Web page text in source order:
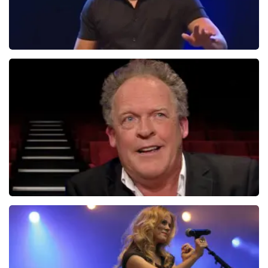
reviews
Bert Visscher
reviews